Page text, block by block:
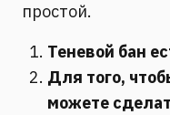
простой.
Теневой бан
Для того,
можете